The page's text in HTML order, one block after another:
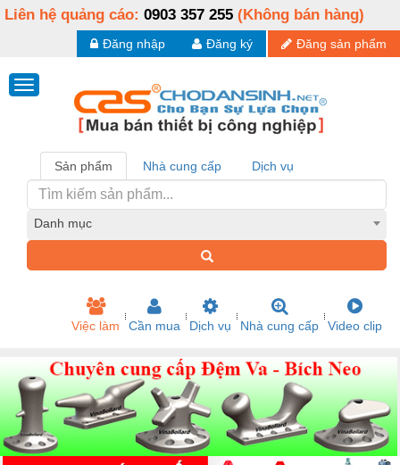
Liên hệ quảng cáo: 0903 357 255 (Không bán hàng)
Đăng sản phẩm
Đăng ký
Đăng nhập
Sản phẩm Nhà cung cấp Dịch vụ
Danh mục
Việc làm Cần mua Dịch vụ Nhà cung cấp Video clip